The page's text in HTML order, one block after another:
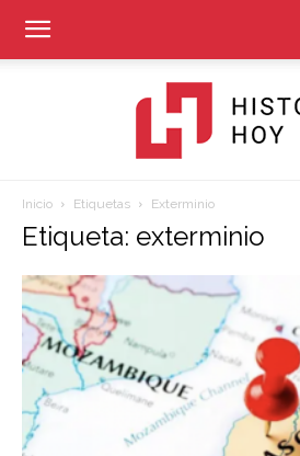
Hoy
Inicio Etiquetas Exterminio
Etiqueta: exterminio